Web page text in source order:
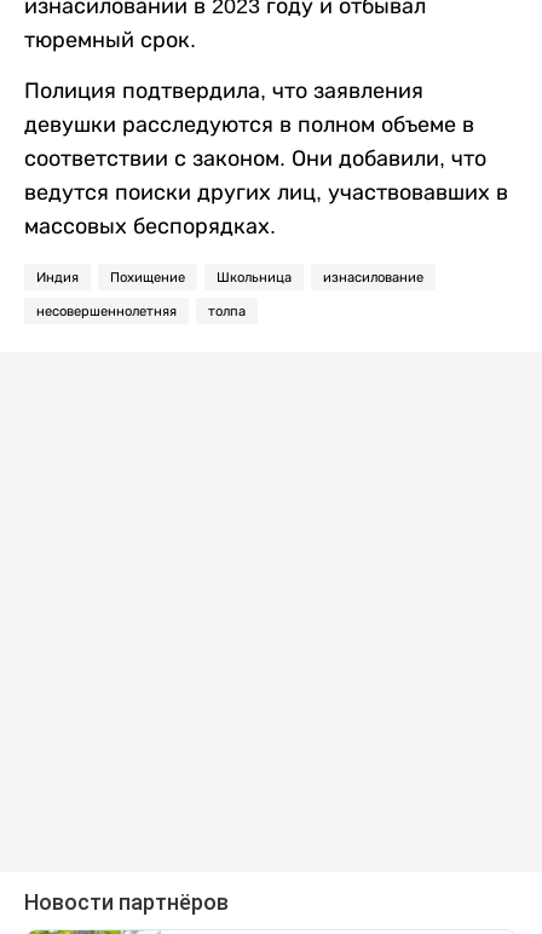
изнасиловании в 2023 году и отбывал
тюремный срок.
Полиция подтвердила, что заявления
девушки расследуются в полном объеме в
соответствии с законом. Они добавили, что
ведутся поиски других лиц, участвовавших в
массовых беспорядках.
Индия Похищение Школьница изнасилование
несовершеннолетняя толпа